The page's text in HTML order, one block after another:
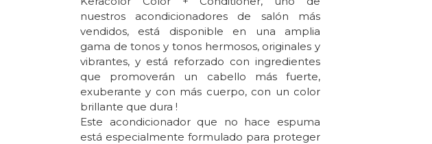
nuestros acondicionadores de salón más
vendidos, está disponible en una amplia
gama de tonos y tonos hermosos, originales y
vibrantes, y está reforzado con ingredientes
que promoverán un cabello más fuerte,
exuberante y con más cuerpo, con un color
brillante que dura !
Este acondicionador que no hace espuma
está especialmente formulado para proteger